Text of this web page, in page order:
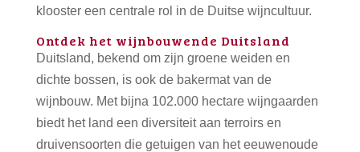
klooster een centrale rol in de Duitse wijncultuur.
Ontdek het wijnbouwende Duitsland
Duitsland, bekend om zijn groene weiden en
dichte bossen, is ook de bakermat van de
wijnbouw. Met bijna 102.000 hectare wijngaarden
biedt het land een diversiteit aan terroirs en
druivensoorten die getuigen van het eeuwenoude